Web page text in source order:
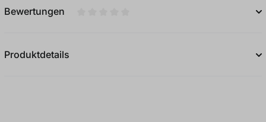
Bewertungen
Produktdetails